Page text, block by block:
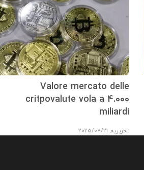
Valore mercato delle
critpovalute vola a 4.000
miliardi
تحریریه,
2025/07/21